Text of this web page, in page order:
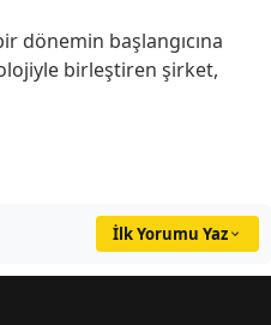
dönemin başlangıcına
birleştiren şirket,
İlk Yorumu Yaz